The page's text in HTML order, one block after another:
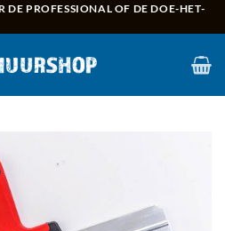
PROFESSIONAL OF DE DOE-HET-